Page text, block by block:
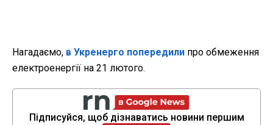
Нагадаємо, в Укренерго попередили про обмеження
електроенергії на 21 лютого.
Підписуйся, щоб дізнаватись новини першим